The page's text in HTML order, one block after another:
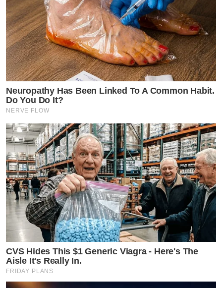
Neuropathy Has Been Linked To A Common Habit.
Do You Do It?
NERVE FLOW
CVS Hides This $1 Generic Viagra - Here's The
Aisle It's Really In.
FRIDAY PLANS